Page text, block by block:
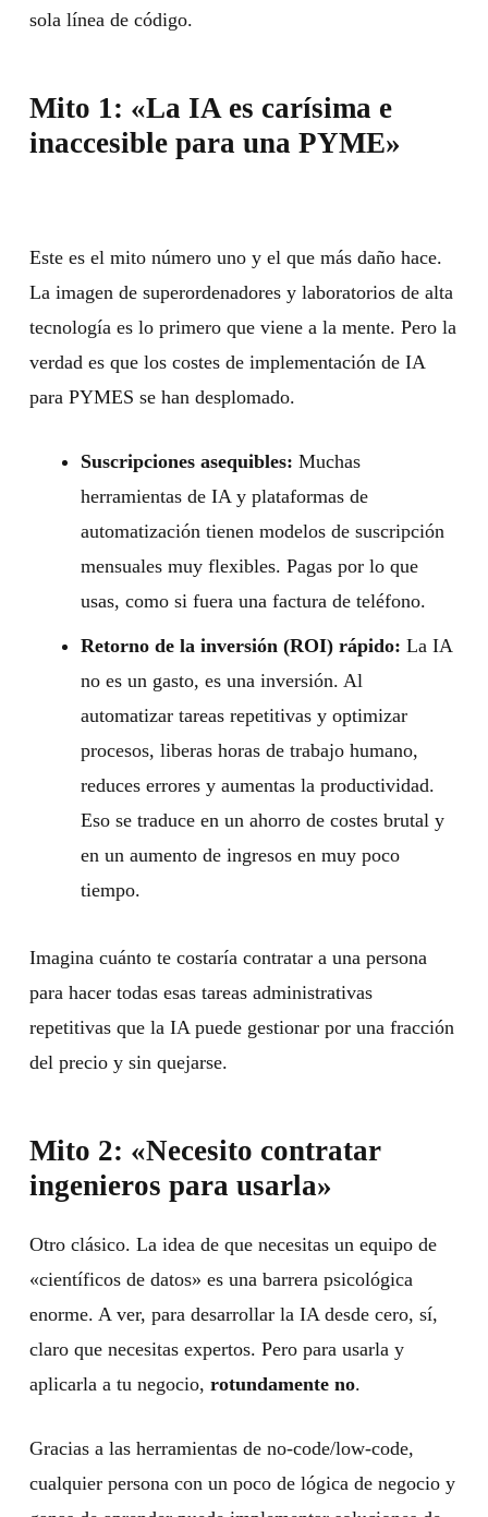
sola línea de código.
Mito 1: «La IA es carísima e
inaccesible para una PYME»
Este es el mito número uno y el que más daño hace.
La imagen de superordenadores y laboratorios de alta
tecnología es lo primero que viene a la mente. Pero la
verdad es que los costes de implementación de IA
para PYMES se han desplomado.
Suscripciones asequibles: Muchas
herramientas de IA y plataformas de
automatización tienen modelos de suscripción
mensuales muy flexibles. Pagas por lo que
usas, como si fuera una factura de teléfono.
Retorno de la inversión (ROI) rápido: La IA
no es un gasto, es una inversión. Al
automatizar tareas repetitivas y optimizar
procesos, liberas horas de trabajo humano,
reduces errores y aumentas la productividad.
Eso se traduce en un ahorro de costes brutal y
en un aumento de ingresos en muy poco
tiempo.
Imagina cuánto te costaría contratar a una persona
para hacer todas esas tareas administrativas
repetitivas que la IA puede gestionar por una fracción
del precio y sin quejarse.
Mito 2: «Necesito contratar
ingenieros para usarla»
Otro clásico. La idea de que necesitas un equipo de
«científicos de datos» es una barrera psicológica
enorme. A ver, para desarrollar la IA desde cero, sí,
claro que necesitas expertos. Pero para usarla y
aplicarla a tu negocio, rotundamente no.
Gracias a las herramientas de no-code/low-code,
cualquier persona con un poco de lógica de negocio y